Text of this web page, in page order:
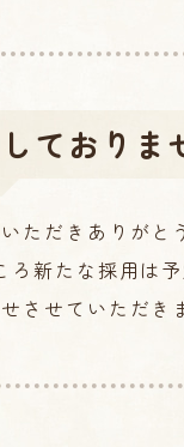
ておりま
ただきありがと
新たな採用は予
させていただき